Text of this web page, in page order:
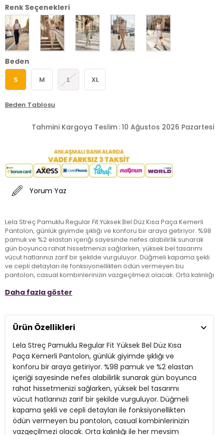
Renk Seçenekleri
Beden
S M L XL
Beden Tablosu
Tahmini Kargoya Teslim :10 Ağustos 2026 Pazartesi
Yorum Yaz
Lela Streç Pamuklu Regular Fit Yüksek Bel Düz Kısa Paça Kemerli
Pantolon, günlük giyimde şıklığı ve konforu bir araya getiriyor. %98
pamuk ve %2 elastan içeriği sayesinde nefes alabilirlik sunarak
gün boyunca rahat hissetmenizi sağlarken, yüksek bel tasarımı
vücut hatlarınızı zarif bir şekilde vurguluyor. Düğmeli kapama şekli
ve cepli detayları ile fonksiyonellikten ödün vermeyen bu
pantolon, casual kombinlerinizin vazgeçilmezi olacak. Orta kalınlığı
regular fit kalıbı ile her bedene uyum sağlayarak stilinize modern
için Lela pantolon, gardırobunuzu tamamlayacak ideal bir parça!
Model:Pantolon
Giyim Tarzı: Günlük/Casual
Mevsim:Sezonsuz
Materyal:% 98 Pamuk % 2 Elastan
Kapama Şekli: Düğmeli
Daha fazla göster
Ürün Özellikleri
Lela Streç Pamuklu Regular Fit Yüksek Bel Düz Kısa
Paça Kemerli Pantolon, günlük giyimde şıklığı ve
konforu bir araya getiriyor. %98 pamuk ve %2 elastan
içeriği sayesinde nefes alabilirlik sunarak gün boyunca
rahat hissetmenizi sağlarken, yüksek bel tasarımı
vücut hatlarınızı zarif bir şekilde vurguluyor. Düğmeli
kapama şekli ve cepli detayları ile fonksiyonellikten
ödün vermeyen bu pantolon, casual kombinlerinizin
vazgeçilmezi olacak. Orta kalınlığı ile her mevsim